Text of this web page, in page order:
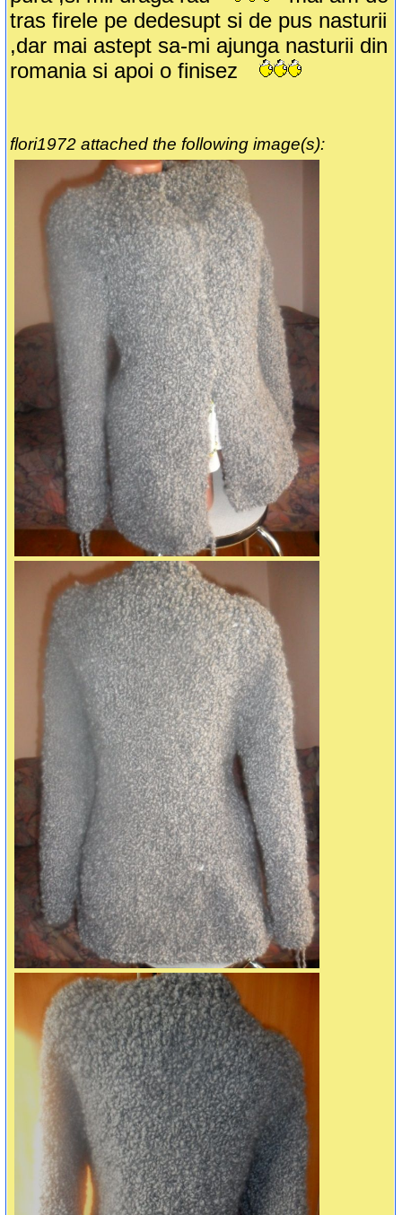
tras firele pe dedesupt si de pus nasturii
,dar mai astept sa-mi ajunga nasturii din
romania si apoi o finisez
flori1972 attached the following image(s):